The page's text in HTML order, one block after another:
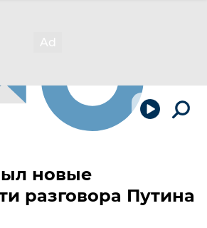
новые
разговора Путина